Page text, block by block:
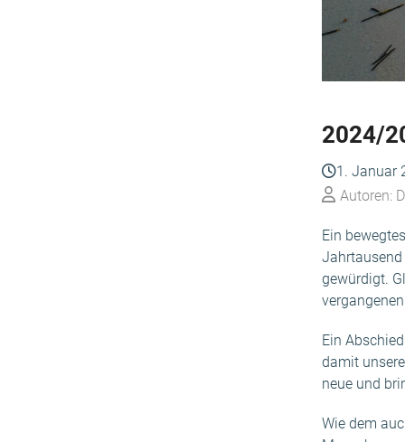
2024/
1. Januar
Autoren:
Ein
Jahrtausend
gewürdigt.
Ein
damit
neue und
Wie dem